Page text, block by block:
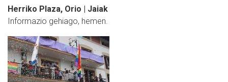
Herriko Plaza, Orio | Jaiak
Informazio gehiago, hemen.